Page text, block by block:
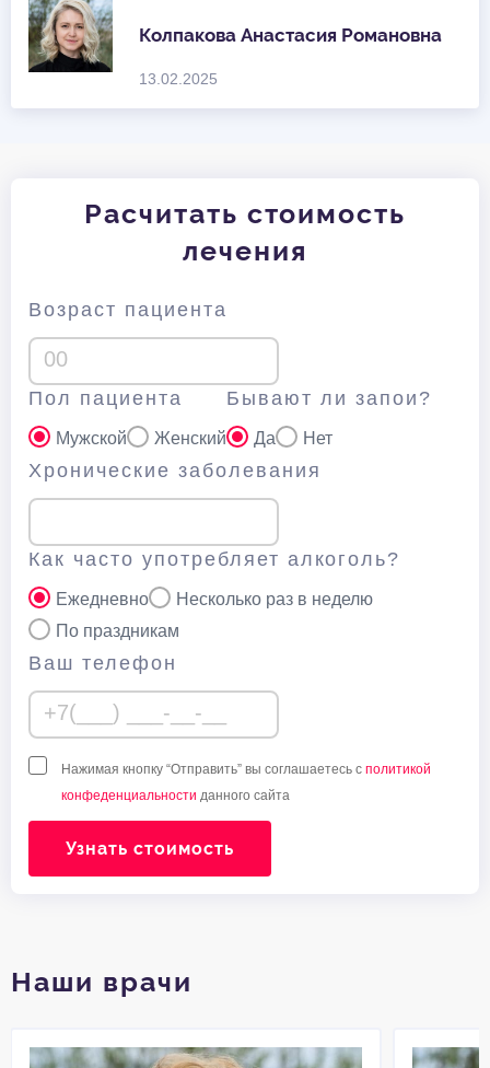
Колпакова Анастасия Романовна
13.02.2025
Расчитать стоимость
лечения
Возраст пациента
Пол пациента
Мужской Женский
Бывают ли запои?
Да Нет
Хронические заболевания
Как часто употребляет алкоголь?
Ежедневно
Несколько раз в неделю
По праздникам
Ваш телефон
Нажимая кнопку “Отправить” вы соглашаетесь с политикой
конфеденциальности данного сайта
Узнать стоимость
Наши врачи